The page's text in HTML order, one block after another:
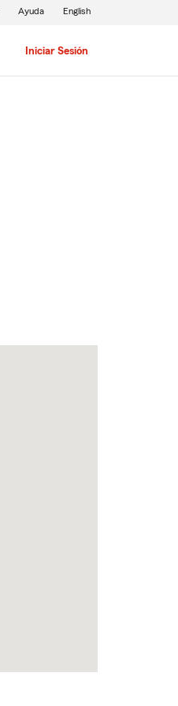
Iniciar Sesión
Ayuda English